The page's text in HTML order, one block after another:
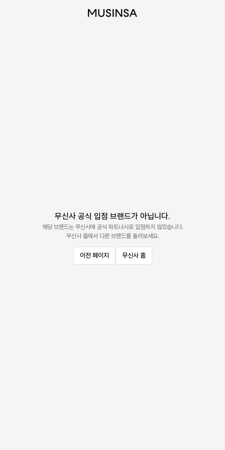
무신사 공식 입점 브랜드가 아닙니다.
해당 브랜드는 무신사에 공식 파트너사로 입점하지 않았습니다.
무신사 홈에서 다른 브랜드를 둘러보세요.
이전 페이지 무신사 홈